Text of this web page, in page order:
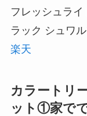
フレッシュラ
ラック シュワ
楽天
カラートリ
ット①家で